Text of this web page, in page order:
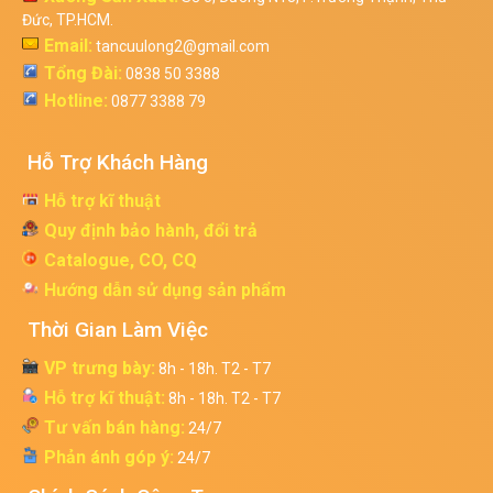
Đức, TP.HCM.
Email: tancuulong2@gmail.com
Tổng Đài: 0838 50 3388
Hotline: 0877 3388 79
Hỗ Trợ Khách Hàng
Hỗ trợ kĩ thuật
Quy định bảo hành, đổi trả
Catalogue, CO, CQ
Hướng dẫn sử dụng sản phẩm
Thời Gian Làm Việc
VP trưng bày: 8h - 18h. T2 - T7
Hỗ trợ kĩ thuật: 8h - 18h. T2 - T7
Tư vấn bán hàng: 24/7
Phản ánh góp ý: 24/7